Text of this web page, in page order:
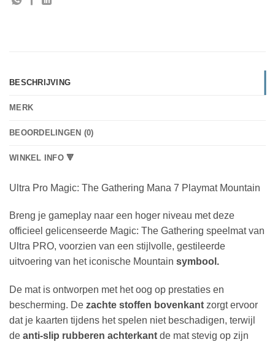
BESCHRIJVING
MERK
BEOORDELINGEN (0)
WINKEL INFO 🔻
Ultra Pro Magic: The Gathering Mana 7 Playmat Mountain
Breng je gameplay naar een hoger niveau met deze
officieel gelicenseerde Magic: The Gathering speelmat van
Ultra PRO, voorzien van een stijlvolle, gestileerde
uitvoering van het iconische Mountain symbool.
De mat is ontworpen met het oog op prestaties en
bescherming. De zachte stoffen bovenkant zorgt ervoor
dat je kaarten tijdens het spelen niet beschadigen, terwijl
de anti-slip rubberen achterkant de mat stevig op zijn